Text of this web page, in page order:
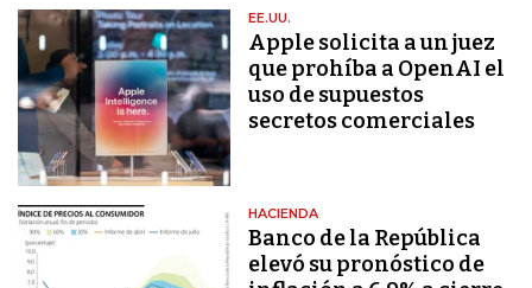
EE.UU.
Apple solicita a un juez
que prohíba a OpenAI el
uso de supuestos
secretos comerciales
HACIENDA
Banco de la República
elevó su pronóstico de